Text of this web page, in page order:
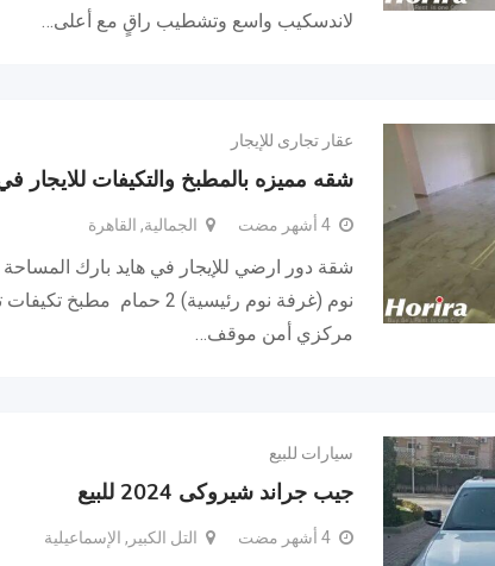
لاندسكيب واسع وتشطيب راقٍ مع أعلى…
عقار تجارى للإيجار
شقه مميزه بالمطبخ والتكيفات للايجار
4 أشهر مضت الجمالية, القاهرة
نوم (غرفة نوم رئيسية) 2 حمام
مركزي أمن موقف…
سيارات للبيع
جيب جراند شيروكى 2024 للبيع
4 أشهر مضت التل الكبير, الإسماعيلية